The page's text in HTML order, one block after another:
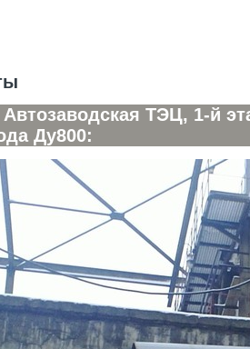
ТЭЦ, 1-й
Ду800: